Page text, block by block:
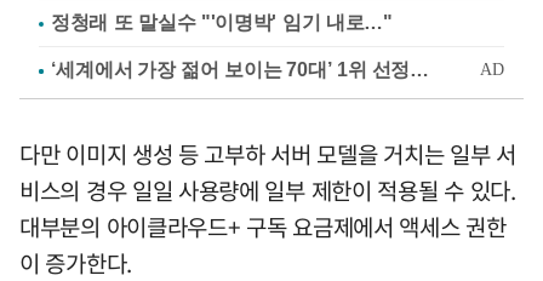
정청래 또 말실수 "'이명박' 임기 내로…"
다만 이미지 생성 등 고부하 서버 모델을 거치는 일부 서
비스의 경우 일일 사용량에 일부 제한이 적용될 수 있다.
대부분의 아이클라우드+ 구독 요금제에서 액세스 권한
이 증가한다.